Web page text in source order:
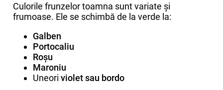
Culorile frunzelor toamna sunt variate și
frumoase. Ele se schimbă de la verde la:
Galben
Portocaliu
Roșu
Maroniu
Uneori violet sau bordo